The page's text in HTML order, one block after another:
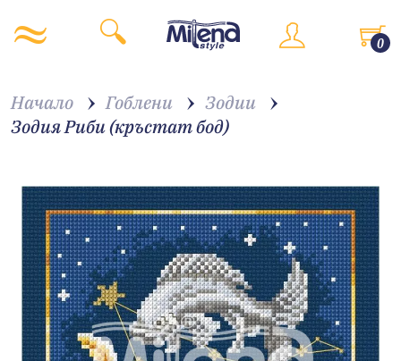
0
Начало Гоблени
Зодии
Зодия Риби (кръстат бод)